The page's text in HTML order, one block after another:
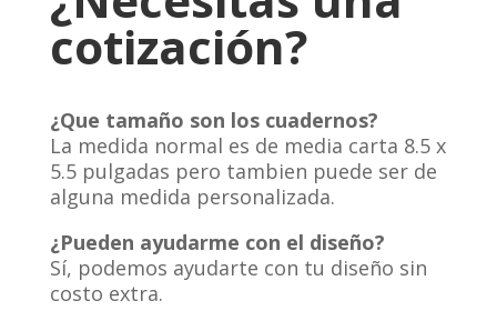
cotización?
¿Que tamaño son los cuadernos?
La medida normal es de media carta 8.5 x
5.5 pulgadas pero tambien puede ser de
alguna medida personalizada.
¿Pueden ayudarme con el diseño?
Sí, podemos ayudarte con tu diseño sin
costo extra.